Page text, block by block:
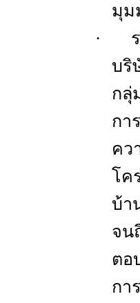
มุม
·
บริ
กลุ่
กา
คว
โค
บ้า
จน
ตอ
กา